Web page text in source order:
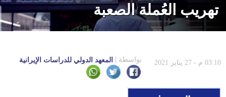
تهريب العُملة الصعبة
03:10 م - 27 يناير 2021 بواسطة المعهد الدولي للدراسات الإيرانية